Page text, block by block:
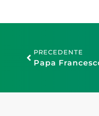
PRECEDENTE